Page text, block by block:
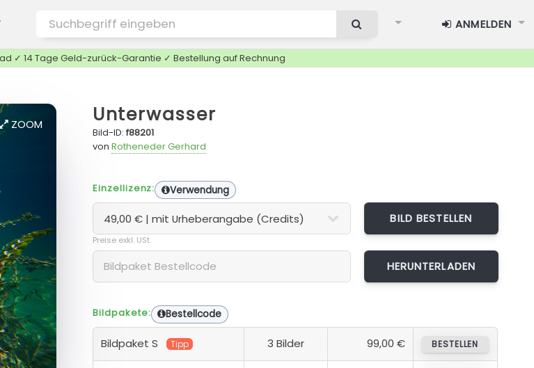
ANMELDEN
✓ 14 Tage Geld-zurück-Garantie ✓ Bestellung auf Rechnung
ZOOM Unterwasser
Bild-ID:f88201
von Rotheneder Gerhard
Einzellizenz: Verwendung
BILD BESTELLEN
Preise exkl. USt.
Bildpakete: Bestellcode
Bildpaket S Tipp 3 Bilder 99,00 € BESTELLEN